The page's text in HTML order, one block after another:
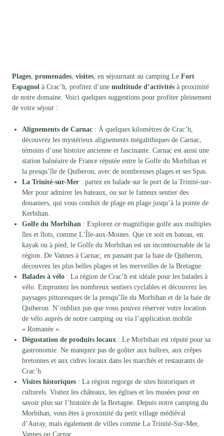
Plages, promenades, visites, en séjournant au camping Le Fort
Espagnol à Crac’h, profitez d’une multitude d’activités à proximité
de notre domaine. Voici quelques suggestions pour profiter pleinement
de votre séjour :
Alignements de Carnac : À quelques kilomètres de Crac’h,
découvrez les mystérieux alignements mégalithiques de Carnac,
témoins d’une histoire ancienne et fascinante. Carnac est aussi une
station balnéaire de France réputée entre le Golfe du Morbihan et
la presqu’île de Quiberon, avec de nombreuses plages et ses Spas.
La Trinité-sur-Mer : partez en balade sur le port de la Trinité-sur-
Mer pour admirer les bateaux, ou sur le fameux sentier des
douaniers, qui vous conduit de plage en plage jusqu’à la pointe de
Kerbihan.
Golfe du Morbihan : Explorez ce magnifique golfe aux multiples
îles et îlots, comme L’Île-aux-Moines. Que ce soit en bateau, en
kayak ou à pied, le Golfe du Morbihan est un incontournable de la
région. De Vannes à Carnac, en passant par la baie de Quiberon,
découvrez les plus belles plages et les merveilles de la Bretagne.
Balades à vélo : La région de Crac’h est idéale pour les balades à
vélo. Empruntez les nombreux sentiers cyclables et découvrez les
paysages pittoresques de la presqu’île du Morbihan et de la baie de
Quiberon. N’oubliez pas que vous pouvez réserver votre location
de vélo auprès de notre camping ou via l’application mobile
« Romanée ».
Dégustation de produits locaux : Le Morbihan est réputé pour sa
gastronomie. Ne manquez pas de goûter aux huîtres, aux crêpes
bretonnes et aux cidres locaux dans les marchés et restaurants de
Crac’h.
Visites historiques : La région regorge de sites historiques et
culturels. Visitez les châteaux, les églises et les musées pour en
savoir plus sur l’histoire de la Bretagne. Depuis notre camping du
Morbihan, vous êtes à proximité du petit village médiéval
d’Auray, mais également de villes comme La Trinité-Sur-Mer,
Vannes ou Carnac.